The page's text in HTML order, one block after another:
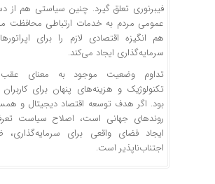
فیبرنوری تعلق گیرد. چنین سیاستی هم از
عمومی مردم به خدمات ارتباطی محافظت
هم انگیزه اقتصادی لازم را برای
سرمایه‌گذاری ایجاد می‌کند.
تداوم وضعیت موجود به معنای
تکنولوژیک و هزینه‌های پنهان برای
بود. اگر هدف توسعه اقتصاد دیجیتال و
روندهای جهانی است، اصلاح سیاست
ایجاد فضای واقعی برای سرمایه‌گذاری،
اجتناب‌ناپذیر است.